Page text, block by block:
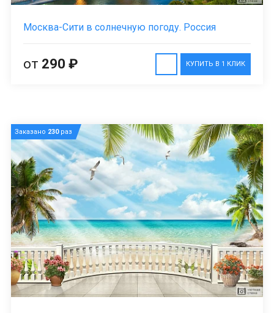
Москва-Сити в солнечную погоду. Россия
КУПИТЬ В 1 КЛИК
от 290 ₽
Заказано 230раз